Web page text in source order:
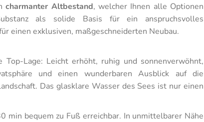
charmanter Altbestand, welcher Ihnen alle Optionen
als solide Basis für ein anspruchsvolles
einen exklusiven, maßgeschneiderten Neubau.
Lage: Leicht erhöht, ruhig und sonnenverwöhnt,
und einen wunderbaren Ausblick auf die
Das glasklare Wasser des Sees ist nur einen
min bequem zu Fuß erreichbar. In unmittelbarer Nähe